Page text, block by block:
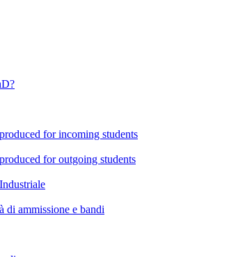
for incoming students
for outgoing students
di ammissione e bandi